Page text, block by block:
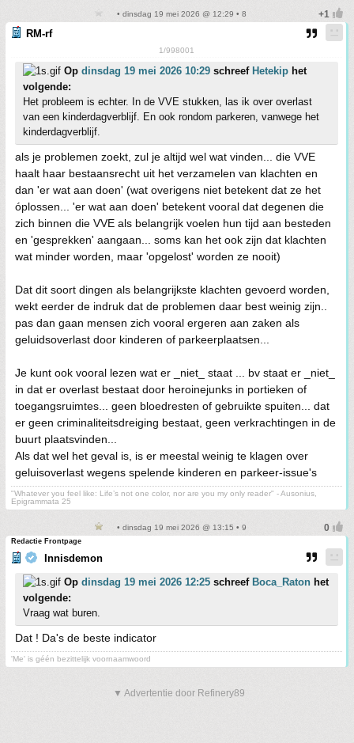
• dinsdag 19 mei 2026 @ 12:29 • 8
RM-rf
1/998001
Op dinsdag 19 mei 2026 10:29 schreef Hetekip het
volgende:
Het probleem is echter. In de VVE stukken, las ik over overlast
van een kinderdagverblijf. En ook rondom parkeren, vanwege het
kinderdagverblijf.
als je problemen zoekt, zul je altijd wel wat vinden... die VVE
haalt haar bestaansrecht uit het verzamelen van klachten en
dan 'er wat aan doen' (wat overigens niet betekent dat ze het
óplossen... 'er wat aan doen' betekent vooral dat degenen die
zich binnen die VVE als belangrijk voelen hun tijd aan besteden
en 'gesprekken' aangaan... soms kan het ook zijn dat klachten
wat minder worden, maar 'opgelost' worden ze nooit)
Dat dit soort dingen als belangrijkste klachten gevoerd worden,
wekt eerder de indruk dat de problemen daar best weinig zijn..
pas dan gaan mensen zich vooral ergeren aan zaken als
geluidsoverlast door kinderen of parkeerplaatsen...
Je kunt ook vooral lezen wat er _niet_ staat ... bv staat er _niet_
in dat er overlast bestaat door heroinejunks in portieken of
toegangsruimtes... geen bloedresten of gebruikte spuiten... dat
er geen criminaliteitsdreiging bestaat, geen verkrachtingen in de
buurt plaatsvinden...
Als dat wel het geval is, is er meestal weinig te klagen over
geluisoverlast wegens spelende kinderen en parkeer-issue's
"Whatever you feel like: Life’s not one color, nor are you my only reader" - Ausonius,
Epigrammata 25
• dinsdag 19 mei 2026 @ 13:15 • 9
Redactie Frontpage
Innisdemon
Op dinsdag 19 mei 2026 12:25 schreef Boca_Raton het
volgende:
Vraag wat buren.
Dat ! Da's de beste indicator
'Me' is géén bezittelijk voornaamwoord
▼ Advertentie door Refinery89